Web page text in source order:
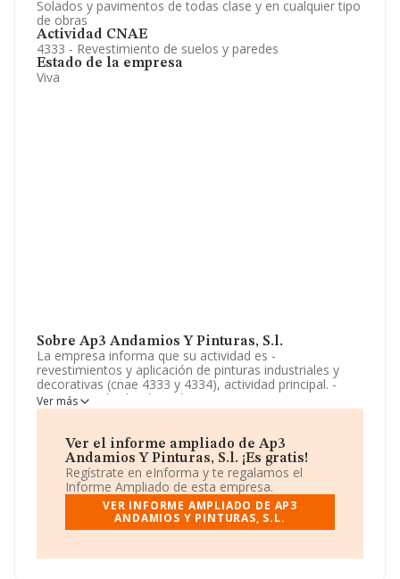
Solados y pavimentos de todas clase y en cualquier tipo
de obras
Actividad CNAE
4333 - Revestimiento de suelos y paredes
Estado de la empresa
Viva
Sobre Ap3 Andamios Y Pinturas, S.l.
La empresa informa que su actividad es -
revestimientos y aplicación de pinturas industriales y
decorativas (cnae 4333 y 4334), actividad principal. -
montaje y alquiler de andamios (cnae 7739). - comercio
al por mayor y al por menor y distribución comercial de
construcción, mobiliario, enseres,. La sociedad está
inscrita en el Registro Mercantil como Sociedad
Limitada. Su CNAE corresponde a 4333 con código
'Revestimiento de suelos y paredes'. La compañía no
tiene actividad en mercados exteriores.
Los empleados han aumentado un 133% y teniendo en
dispuesto de un número de empleados por encima de la
Ver más
Ver el informe ampliado de Ap3
Andamios Y Pinturas, S.l. ¡Es gratis!
Regístrate en eInforma y te regalamos el
Informe Ampliado de esta empresa.
VER INFORME AMPLIADO DE AP3
ANDAMIOS Y PINTURAS, S.L.